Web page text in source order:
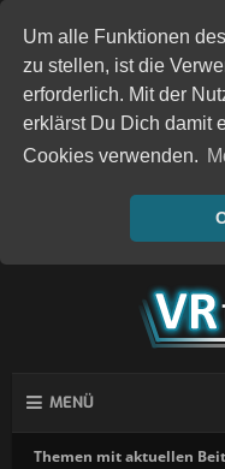
Um alle Funktionen
zu stellen, ist die
erforderlich. Mit der
erklärst Du Dich damit
Cookies verwenden.
MENÜ
Themen mit aktuellen